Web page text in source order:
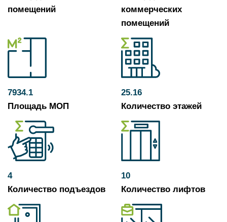
помещений
коммерческих
помещений
7934.1
Площадь МОП
25.16
Количество этажей
4
Количество подъездов
10
Количество лифтов